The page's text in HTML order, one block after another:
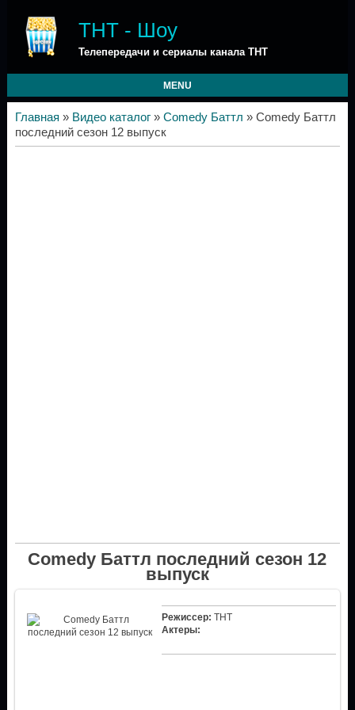
ТНТ - Шоу
Телепередачи и сериалы канала ТНТ
MENU
Главная » Видео каталог» Comedy Баттл » Comedy Баттл
последний сезон 12 выпуск
Comedy Баттл последний сезон 12
выпуск
Режиссер: ТНТ
Актеры: